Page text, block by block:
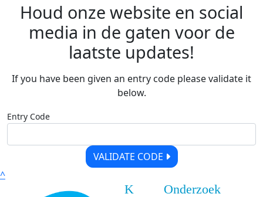
Houd onze website en social
media in de gaten voor de
laatste updates!
If you have been given an entry code please validate it
below.
Entry Code
VALIDATE CODE
^
K
Onderzoek